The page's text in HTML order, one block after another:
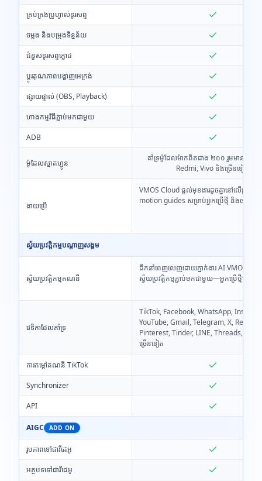
គ្រប់គ្រងប្រូហ្វាល់ទូរសព្ទ
ចម្លង និងបម្រុងទិន្នន័យ
ជំនួសទូរសព្ទក្លោដ
ប្តូរគុណភាពបង្ហាញអេក្រង់
ផ្សាយផ្ទាល់ (OBS, Playback)
ហាងកម្មវិធីភ្ជាប់មកជាមួយ
ADB
ម៉ូដែលស្មាតហ្វូន
គាំទ្រម៉ូដែលម៉ាកពិតជាង ២០០ រួមមាន
Redmi, Vivo និងច្រើនទៀត
ងាយប្រើ
VMOS Cloud ផ្តល់មុខងារដូចគ្នានៅលើគ្រប់វេ
motion guides សម្រាប់អ្នកប្រើថ្មី និងចាប់ផ្ត
ស្វ័យប្រវត្តិកម្មបណ្តាញសង្គម
ស្វ័យប្រវត្តិកម្មគណនី
ដឹកនាំពេញលេញដោយភ្នាក់ងារ AI VMOS តា
ស្វ័យប្រវត្តិកម្មភ្ជាប់មកជាមួយ—អ្នកប្រើថ្មីមិនច
វេទិកាដែលគាំទ្រ
TikTok, Facebook, WhatsApp,
YouTube, Gmail, Telegram, X, Reddit,
Pinterest, Tinder, LINE, Threads,
ច្រើនទៀត
ការកម្តៅគណនី TikTok
Synchronizer
API
AIGC ADD ON
រូបភាពទៅជាវីដេអូ
អត្ថបទទៅជាវីដេអូ